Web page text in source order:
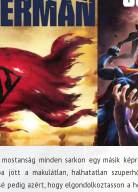
minden sarkon egy másik
jött a makulátlan, halhatatlan
pedig azért, hogy elgondolkoztasson a